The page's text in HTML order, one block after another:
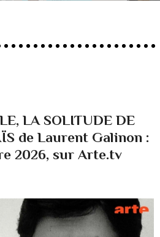
LA SOLITUDE DE
de Laurent Galinon :
2026, sur Arte.tv